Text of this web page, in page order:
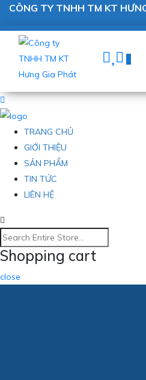
CÔNG TY TNHH TM KT
0
TRANG CHỦ
GIỚI THIỆU
SẢN PHẨM
TIN TỨC
LIÊN HỆ
Shopping cart
close